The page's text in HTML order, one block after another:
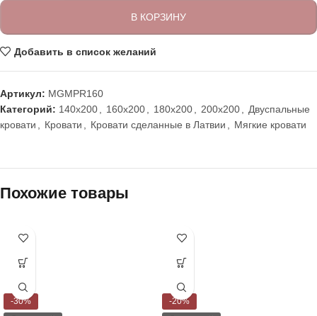
В КОРЗИНУ
Добавить в список желаний
Артикул: MGMPR160
Категорий: 140x200, 160x200, 180x200, 200x200, Двуспальные
кровати , Кровати , Кровати сделанные в Латвии , Мягкие кровати
Похожие товары
-30%
-20%